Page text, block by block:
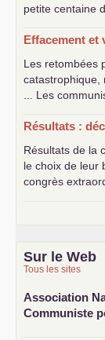
petite centaine
Effacement et
Les retombées
catastrophique,
... Les
Résultats :
Résultats de la
le choix de leur
congrès
Sur le Web
Tous les sites
Association
Communiste